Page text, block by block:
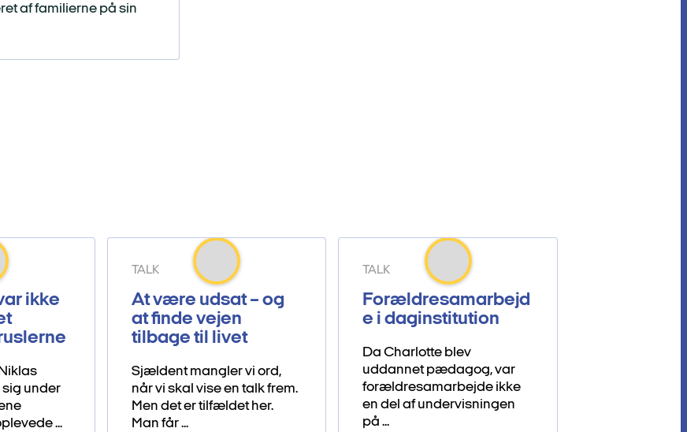
af familierne på sin
ikke
under
...
TALK
At være udsat – og
at finde vejen
tilbage til livet
Sjældent mangler vi ord,
når vi skal vise en talk frem.
Men det er tilfældet her.
Man får ...
TALK
Forældresamarbejd
e i daginstitution
Da Charlotte blev
uddannet pædagog, var
forældresamarbejde ikke
en del af undervisningen
på ...